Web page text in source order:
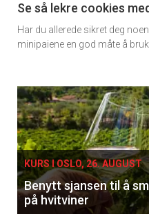
11
Ukens
Se så lekre cookies
Har du allerede sikret deg
minipaiene en god måte å
Events
single
KURS I OSLO, 26. AUGUST
Benytt sjansen til å
på hvitviner